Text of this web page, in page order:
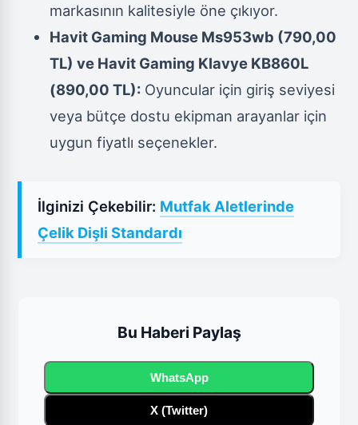
markasının kalitesiyle öne çıkıyor.
Havit Gaming Mouse Ms953wb (790,00
TL) ve Havit Gaming Klavye KB860L
(890,00 TL): Oyuncular için giriş seviyesi
veya bütçe dostu ekipman arayanlar için
uygun fiyatlı seçenekler.
İlginizi Çekebilir: Mutfak Aletlerinde
Çelik Dişli Standardı
Bu Haberi Paylaş
WhatsApp
X (Twitter)